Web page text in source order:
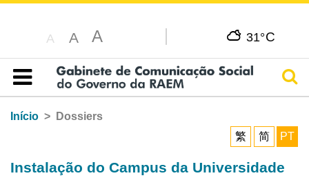
A A A 31°C
Índice
Início
Dossiers
繁
简 PT
Instalação do Campus da Universidade